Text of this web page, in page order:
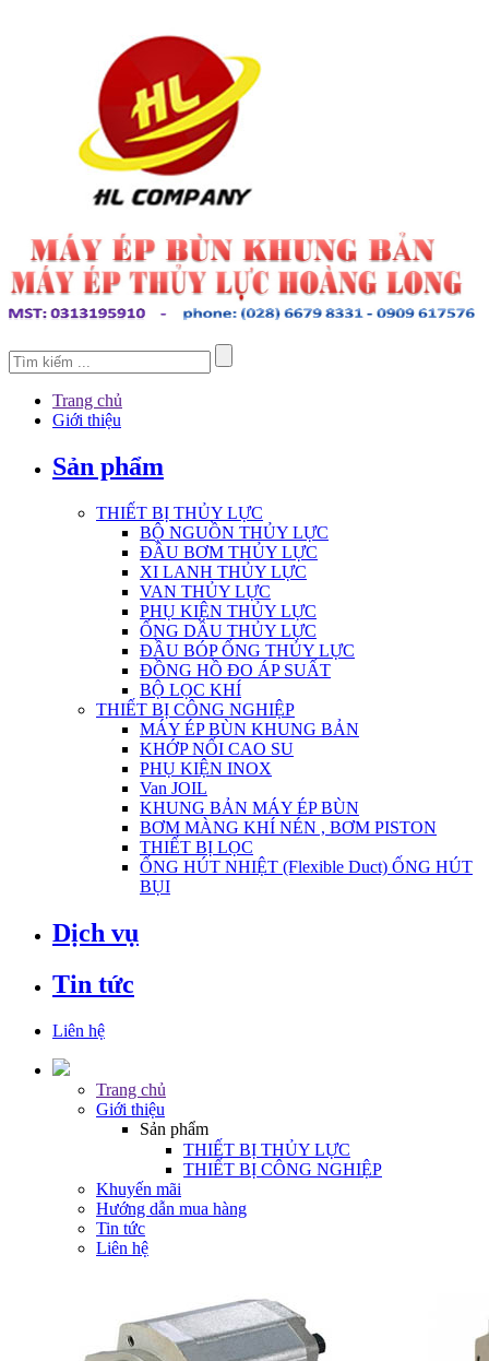
Trang chủ
Giới thiệu
Sản phẩm
THIẾT BỊ THỦY LỰC
BỘ NGUỒN THỦY LỰC
ĐẦU BƠM THỦY LỰC
XI LANH THỦY LỰC
VAN THỦY LỰC
PHỤ KIỆN THỦY LỰC
ỐNG DẦU THỦY LỰC
ĐẦU BÓP ỐNG THỦY LỰC
ĐỒNG HỒ ĐO ÁP SUẤT
BỘ LỌC KHÍ
THIẾT BỊ CÔNG NGHIỆP
MÁY ÉP BÙN KHUNG BẢN
KHỚP NỐI CAO SU
PHỤ KIỆN INOX
Van JOIL
KHUNG BẢN MÁY ÉP BÙN
BƠM MÀNG KHÍ NÉN , BƠM PISTON
THIẾT BỊ LỌC
ỐNG HÚT NHIỆT (Flexible Duct) ỐNG HÚT
BỤI
Dịch vụ
Tin tức
Liên hệ
Trang chủ
Giới thiệu
Sản phẩm
THIẾT BỊ THỦY LỰC
THIẾT BỊ CÔNG NGHIỆP
Khuyến mãi
Hướng dẫn mua hàng
Tin tức
Liên hệ